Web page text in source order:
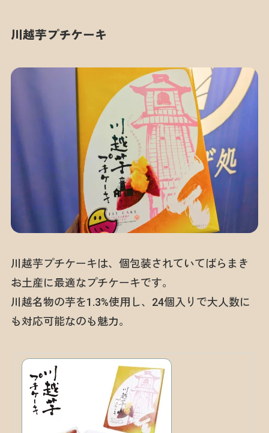
川越芋プチケーキ
川越芋プチケーキは、個包装されていてばらまき
お土産に最適なプチケーキです。
川越名物の芋を1.3%使用し、24個入りで大人数に
も対応可能なのも魅力。